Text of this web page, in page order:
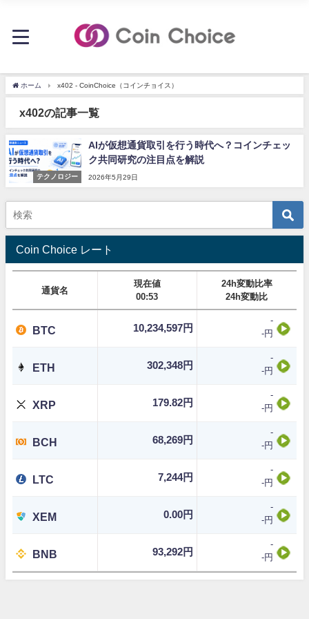
ホーム x402 - CoinChoice（コインチョイス）
x402の記事一覧
テクノロジー
AIが仮想通貨取引を行う時代へ？コインチェッ
ク共同研究の注目点を解説
2026年5月29日
Coin Choice レート
通貨名
現在値
00:53
24h変動比率
24h変動比
BTC 10,234,597円
-
-円
ETH 302,348円
-
-円
XRP 179.82円
-
-円
BCH 68,269円
-
-円
LTC 7,244円
-
-円
XEM 0.00円
-
-円
BNB 93,292円
-
-円